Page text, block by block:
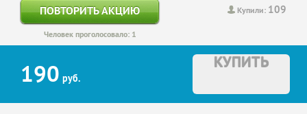
Купили: 109
ПОВТОРИТЬ АКЦИЮ
Человек проголосовало: 1
190 руб.
КУПИТЬ